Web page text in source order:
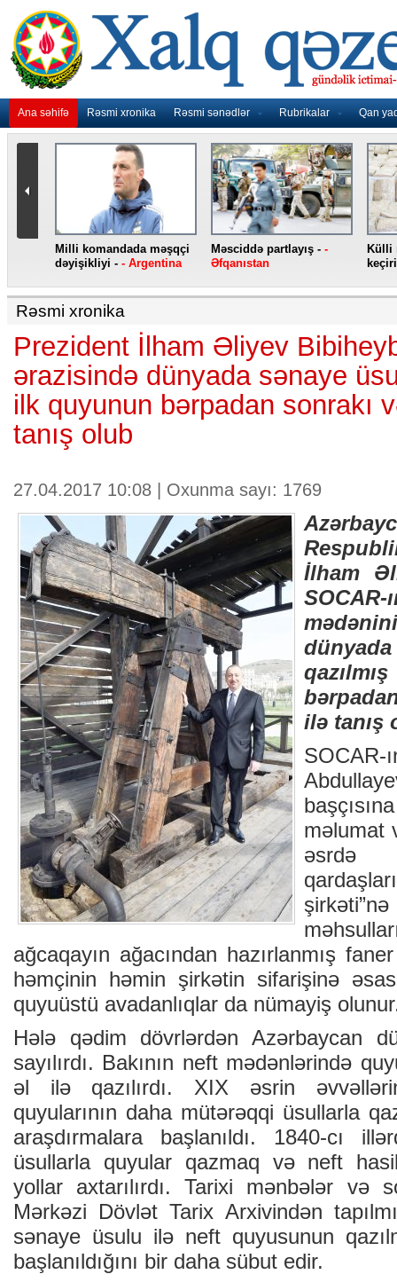
Ana səhifə Rəsmi xronika Rəsmi sənədlər Rubrikalar Qan
Milli komandada məşqçi
dəyişikliyi -- Argentina
Məsciddə partlayış --
Əfqanıstan
Külli
keçirilib --
Rəsmi xronika
Prezident İlham Əliyev
ərazisində dünyada sənaye
ilk quyunun bərpadan sonrakı
tanış olub
27.04.2017 10:08 | Oxunma sayı: 1769
İlham
ilə tanış
SOCAR-
məlumat
əsrdə
ağcaqayın ağacından hazırlanmış
həmçinin həmin şirkətin sifarişinə
quyuüstü avadanlıqlar da nümayiş
Hələ qədim dövrlərdən Azərbaycan
sayılırdı. Bakının neft mədənlərində
əl ilə qazılırdı. XIX əsrin
quyularının daha mütərəqqi üsullarla
araşdırmalara başlanıldı. 1840-cı
üsullarla quyular qazmaq və neft
yollar axtarılırdı. Tarixi mənbələr və
Mərkəzi Dövlət Tarix Arxivindən
sənaye üsulu ilə neft quyusunun
başlanıldığını bir daha sübut edir.